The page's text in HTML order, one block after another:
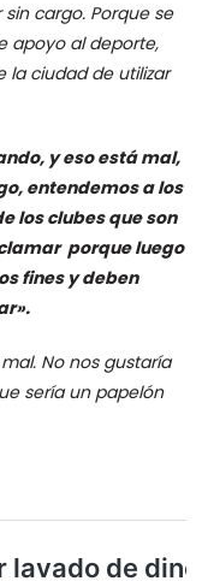
cargo. Porque se
apoyo al deporte,
la ciudad de utilizar
y eso está mal,
entendemos a los
los clubes que son
porque luego
fines y deben
No nos gustaría
sería un papelón